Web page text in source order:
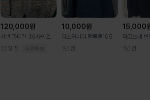
120,000원
샤넬 가디건 36사이즈
22일 전
10,000원
디스커버리 맨투맨105
1년 전
15,000
라코스테 반
1년 전